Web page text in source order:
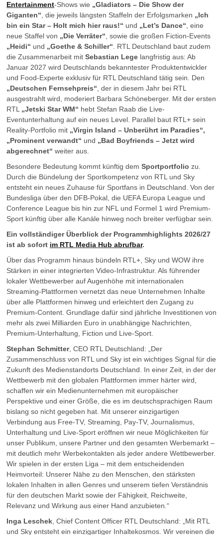
Entertainment-Shows wie „Gladiators – Die Show der
Giganten“, die jeweils längsten Staffeln der Erfolgsmarken „Ich
bin ein Star – Holt mich hier raus!“ und „Let’s Dance“, eine
neue Staffel von „Die Verräter“, sowie die großen Fiction-Events
„Heidi“ und „Goethe & Schiller“. RTL Deutschland baut zudem
die Zusammenarbeit mit Sebastian Lege langfristig aus: Ab
Januar 2027 wird Deutschlands bekanntester Produktentwickler
und Food-Experte exklusiv für RTL Deutschland tätig sein. Den
„Deutschen Fernsehpreis“, der in diesem Jahr bei RTL
ausgestrahlt wird, moderiert Barbara Schöneberger. Mit der ersten
RTL „Jetski Star WM“ hebt Stefan Raab die Live-
Eventunterhaltung auf ein neues Level. Parallel baut RTL+ sein
Reality-Portfolio mit „Virgin Island – Unberührt im Paradies“,
„Prominent verwandt“ und „Bad Boyfriends – Jetzt wird
abgerechnet“ weiter aus.
Besondere Bedeutung kommt künftig dem Sportportfolio zu.
Durch die Bündelung der Sportkompetenz von RTL und Sky
entsteht ein neues Zuhause für Sportfans in Deutschland. Von der
Bundesliga über den DFB-Pokal, die UEFA Europa League und
Conference League bis hin zur NFL und Formel 1 wird Premium-
Sport künftig über alle Kanäle hinweg noch breiter verfügbar sein.
Ein vollständiger Überblick der Programmhighlights 2026/27
ist ab sofort im RTL Media Hub abrufbar.
Über das Programm hinaus bündeln RTL+, Sky und WOW ihre
Stärken in einer integrierten Video-Infrastruktur. Als führender
lokaler Wettbewerber auf Augenhöhe mit internationalen
Streaming-Plattformen vernetzt das neue Unternehmen Inhalte
über alle Plattformen hinweg und erleichtert den Zugang zu
Premium-Content. Grundlage dafür sind jährliche Investitionen von
mehr als zwei Milliarden Euro in unabhängige Nachrichten,
Premium-Unterhaltung, Fiction und Live-Sport.
Stephan Schmitter, CEO RTL Deutschland: „Der
Zusammenschluss von RTL und Sky ist ein wichtiges Signal für die
Zukunft des Medienstandorts Deutschland. In einer Zeit, in der der
Wettbewerb mit den globalen Plattformen immer härter wird,
schaffen wir ein Medienunternehmen mit europäischer
Perspektive und einer Größe, die es im deutschsprachigen Raum
bislang so nicht gegeben hat. Mit unserer einzigartigen
Verbindung aus Free-TV, Streaming, Pay-TV, Journalismus,
Unterhaltung und Live-Sport eröffnen wir neue Möglichkeiten für
unser Publikum, unsere Partner und den gesamten Werbemarkt –
mit deutlich mehr Werbekontakten als jeder andere Wettbewerber.
Wir spielen in der ersten Liga – mit dem entscheidenden
Heimvorteil: Unserer Nähe zu den Menschen, den stärksten
lokalen Inhalten in allen Genres und unserem tiefen Verständnis
für den deutschen Markt sowie der Fähigkeit, Reichweite,
Relevanz und Wirkung aus einer Hand anzubieten.“
Inga Leschek, Chief Content Officer RTL Deutschland: „Mit RTL
und Sky entsteht ein einzigartiger Inhaltekosmos. Wir vereinen die